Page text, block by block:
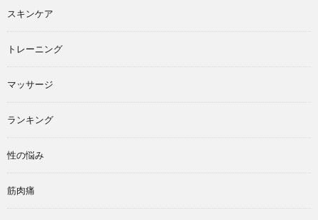
スキンケア
トレーニング
マッサージ
ランキング
性の悩み
筋肉痛